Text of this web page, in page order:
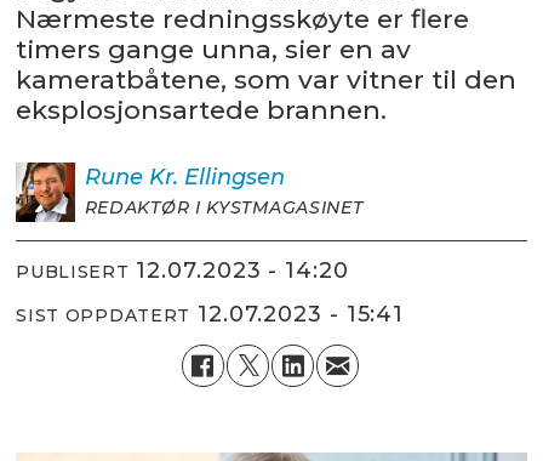
Nærmeste redningsskøyte er flere
timers gange unna, sier en av
kameratbåtene, som var vitner til den
eksplosjonsartede brannen.
Rune Kr. Ellingsen
REDAKTØR I KYSTMAGASINET
PUBLISERT 12.07.2023 - 14:20
SIST OPPDATERT 12.07.2023 - 15:41